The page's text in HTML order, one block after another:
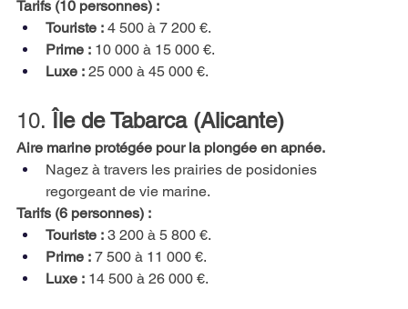
Tarifs (10 personnes) :
Touriste : 4 500 à 7 200 €.
Prime : 10 000 à 15 000 €.
Luxe : 25 000 à 45 000 €.
10. Île de Tabarca (Alicante)
Aire marine protégée pour la plongée en apnée.
Nagez à travers les prairies de posidonies
regorgeant de vie marine.
Tarifs (6 personnes) :
Touriste : 3 200 à 5 800 €.
Prime : 7 500 à 11 000 €.
Luxe : 14 500 à 26 000 €.